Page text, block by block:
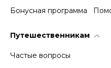
Бонусная программа
Путешественникам
Частые вопросы